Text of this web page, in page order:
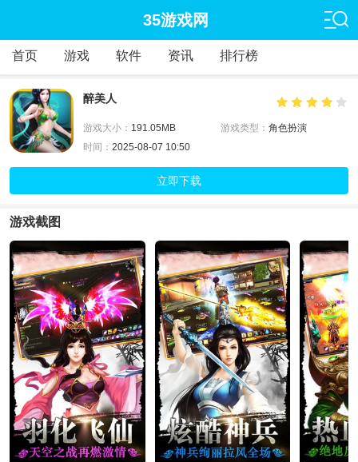
35游戏网
首页 游戏 软件 资讯 排行榜
醉美人
游戏大小： 191.05MB 游戏类型： 角色扮演
时间： 2025-08-07 10:50
立即下载
游戏截图